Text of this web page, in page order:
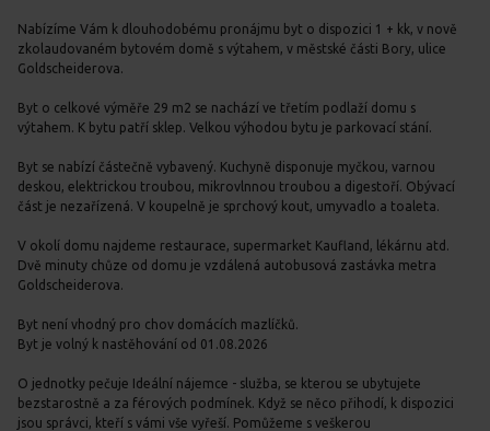
Nabízíme Vám k dlouhodobému pronájmu byt o dispozici 1 + kk, v nově
zkolaudovaném bytovém domě s výtahem, v městské části Bory, ulice
Goldscheiderova.
Byt o celkové výměře 29 m2 se nachází ve třetím podlaží domu s
výtahem. K bytu patří sklep. Velkou výhodou bytu je parkovací stání.
Byt se nabízí částečně vybavený. Kuchyně disponuje myčkou, varnou
deskou, elektrickou troubou, mikrovlnnou troubou a digestoří. Obývací
část je nezařízená. V koupelně je sprchový kout, umyvadlo a toaleta.
V okolí domu najdeme restaurace, supermarket Kaufland, lékárnu atd.
Dvě minuty chůze od domu je vzdálená autobusová zastávka metra
Goldscheiderova.
Byt není vhodný pro chov domácích mazlíčků.
Byt je volný k nastěhování od 01.08.2026
O jednotky pečuje Ideální nájemce - služba, se kterou se ubytujete
bezstarostně a za férových podmínek. Když se něco přihodí, k dispozici
jsou správci, kteří s vámi vše vyřeší. Pomůžeme s veškerou